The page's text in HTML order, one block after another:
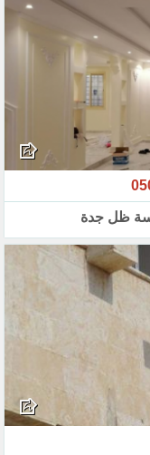
ظل جدة